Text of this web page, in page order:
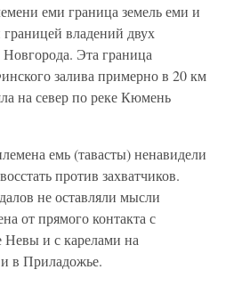
еми граница земель еми и
границей владений двух
Эта граница
залива примерно в 20 км
на север по реке Кюмень
емь (тавасты) ненавидели
против захватчиков.
не оставляли мысли
от прямого контакта с
Невы и с карелами на
в Приладожье.